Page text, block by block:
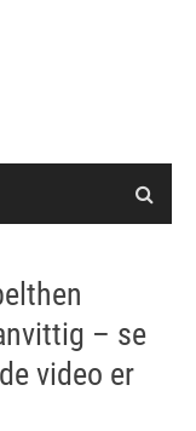
– se
video er